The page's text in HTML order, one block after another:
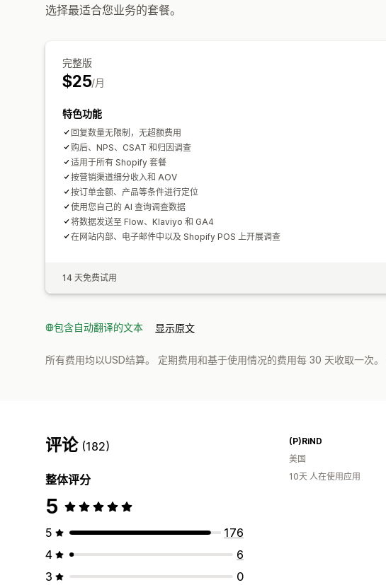
选择最适合您业务的套餐。
完整版
$25/月
特色功能
回复数量无限制，无超额费用
购后、NPS、CSAT 和归因调查
适用于所有 Shopify 套餐
按营销渠道细分收入和 AOV
按订单金额、产品等条件进行定位
使用您自己的 AI 查询调查数据
将数据发送至 Flow、Klaviyo 和 GA4
在网站内部、电子邮件中以及 Shopify POS 上开展调查
14 天免费试用
包含自动翻译的文本 显示原文
所有费用均以USD结算。 定期费用和基于使用情况的费用每 30 天收取一次。
评论 (182)
整体评分
5
5
176
4
6
3
0
(P)RiND
美国
10天 人在使用应用